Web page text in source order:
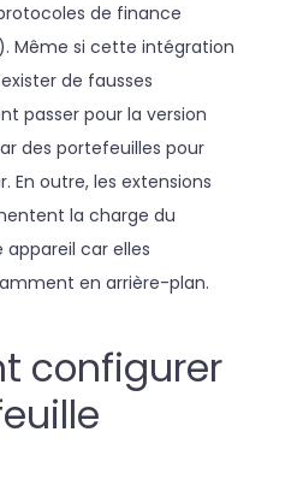
de finance
Même si cette intégration
de fausses
passer pour la version
des portefeuilles pour
En outre, les extensions
la charge du
car elles
en arrière-plan.
configurer